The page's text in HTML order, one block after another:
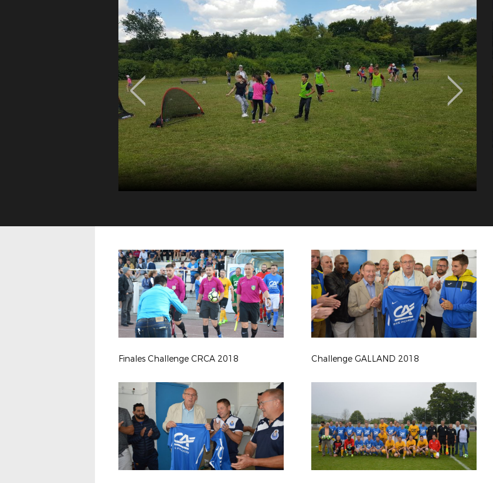
Finales Challenge CRCA 2018 Challenge GALLAND 2018